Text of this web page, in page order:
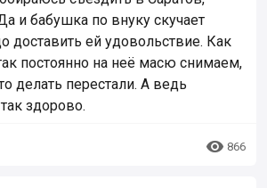
и бабушка по внуку скучает
доставить ей удовольствие. Как
постоянно на неё масю снимаем,
делать перестали. А ведь
здорово.
 866